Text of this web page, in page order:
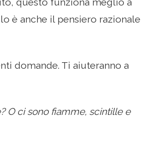
è anche il pensiero razionale
domande. Ti aiuteranno a
O ci sono fiamme, scintille e